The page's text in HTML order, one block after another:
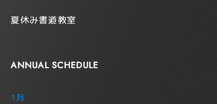
夏休み書道教室
ANNUAL SCHEDULE
1月